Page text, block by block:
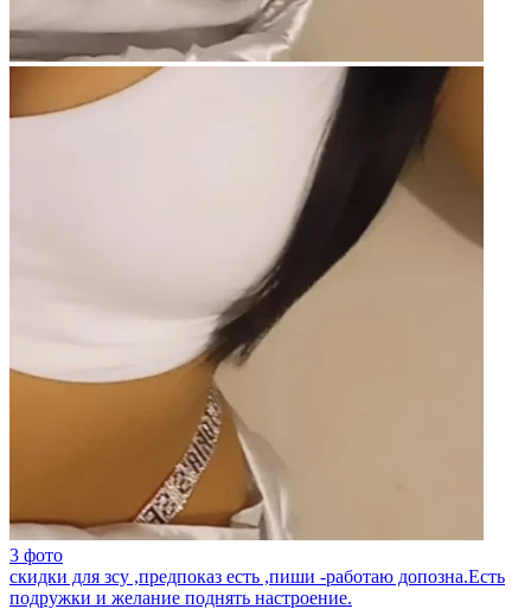
3 фото
скидки для зсу ,предпоказ есть ,пиши -работаю допозна.Есть
подружки и желание поднять настроение.